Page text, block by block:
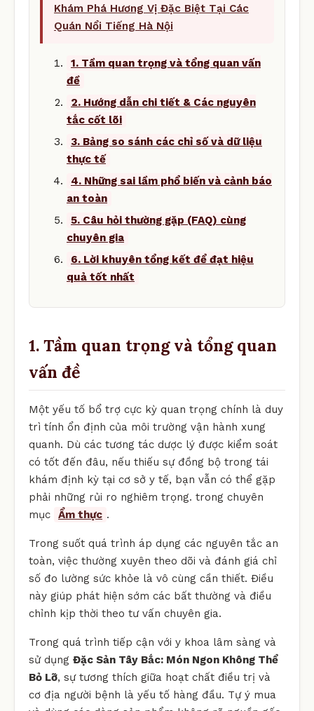
Khám Phá Hương Vị Đặc Biệt Tại Các
Quán Nổi Tiếng Hà Nội
1. Tầm quan trọng và tổng quan vấn
đề
2. Hướng dẫn chi tiết & Các nguyên
tắc cốt lõi
3. Bảng so sánh các chỉ số và dữ liệu
thực tế
4. Những sai lầm phổ biến và cảnh báo
an toàn
5. Câu hỏi thường gặp (FAQ) cùng
chuyên gia
6. Lời khuyên tổng kết để đạt hiệu
quả tốt nhất
1. Tầm quan trọng và tổng quan
vấn đề
Một yếu tố bổ trợ cực kỳ quan trọng chính là duy
trì tính ổn định của môi trường vận hành xung
quanh. Dù các tương tác dược lý được kiểm soát
có tốt đến đâu, nếu thiếu sự đồng bộ trong tái
khám định kỳ tại cơ sở y tế, bạn vẫn có thể gặp
phải những rủi ro nghiêm trọng. trong chuyên
mục
Ẩm thực .
Trong suốt quá trình áp dụng các nguyên tắc an
toàn, việc thường xuyên theo dõi và đánh giá chỉ
số đo lường sức khỏe là vô cùng cần thiết. Điều
này giúp phát hiện sớm các bất thường và điều
chỉnh kịp thời theo tư vấn chuyên gia.
Trong quá trình tiếp cận với y khoa lâm sàng và
sử dụng Đặc Sản Tây Bắc: Món Ngon Không Thể
Bỏ Lỡ, sự tương thích giữa hoạt chất điều trị và
cơ địa người bệnh là yếu tố hàng đầu. Tự ý mua